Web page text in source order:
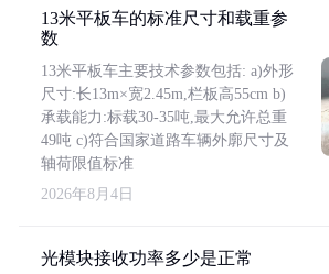
13米平板车的标准尺寸和载重参
数
13米平板车主要技术参数包括: a)外形
尺寸:长13m×宽2.45m,栏板高55cm b)
承载能力:标载30-35吨,最大允许总重
49吨 c)符合国家道路车辆外廓尺寸及
轴荷限值标准
2026年8月4日
光模块接收功率多少是正常